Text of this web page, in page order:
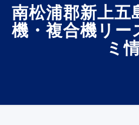
南松浦郡新上五
機・複合機リー
ミ